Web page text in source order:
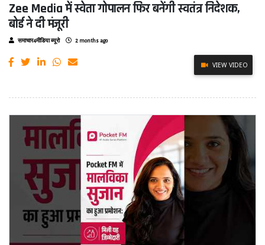
Zee Media में स्वेता गोपालन फिर बनेंगी स्वतंत्र निदेशक,
बोर्ड ने दी मंजूरी
समाचार4मीडिया ब्यूरो 2 months ago
VIEW VIDEO